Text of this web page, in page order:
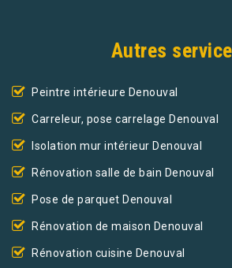
Autres
Peintre intérieure Denouval
Carreleur, pose carrelage Denouval
Isolation mur intérieur Denouval
Rénovation salle de bain Denouval
Pose de parquet Denouval
Rénovation de maison Denouval
Rénovation cuisine Denouval